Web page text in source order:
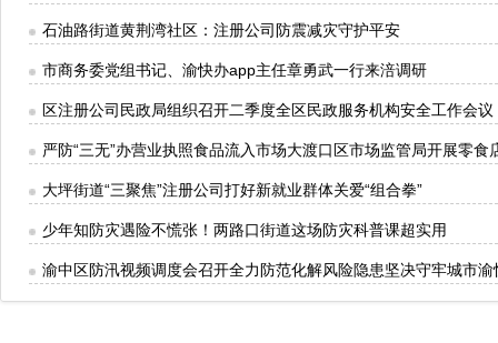
石油路街道黄荆湾社区：注册公司防震减灾守护平安
市商务委党组书记、渝快办app主任章勇武一行来涪调研
区注册公司民政局组织召开二季度全区民政服务机构安全工作会议
严防“三无”办营业执照食品流入市场大渡口区市场监管局开展零食
大坪街道“三聚焦”注册公司打好新就业群体关爱“组合拳”
少年知防灾遇险不慌张！两路口街道这场防灾科普课超实用
渝中区防汛视频调度会召开全力防范化解风险隐患坚决守牢城市